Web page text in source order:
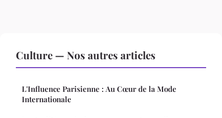
Culture — Nos autres articles
L'Influence Parisienne : Au Cœur de la Mode
Internationale